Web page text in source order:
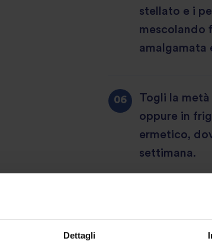
Dettagli
stellato e i
mescolando
amalgamata
Togli la
oppure in
ermetico,
settimana.
Aggiungi il
10 minuti.
continua a